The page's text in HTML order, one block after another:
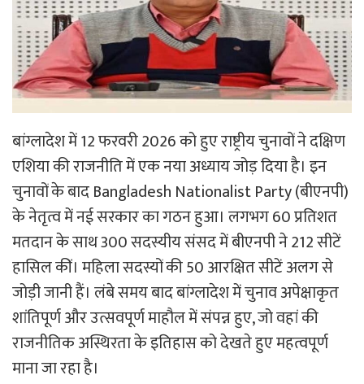
बांग्लादेश में 12 फरवरी 2026 को हुए राष्ट्रीय चुनावों ने दक्षिण
एशिया की राजनीति में एक नया अध्याय जोड़ दिया है। इन
चुनावों के बाद Bangladesh Nationalist Party (बीएनपी)
के नेतृत्व में नई सरकार का गठन हुआ। लगभग 60 प्रतिशत
मतदान के साथ 300 सदस्यीय संसद में बीएनपी ने 212 सीटें
हासिल कीं। महिला सदस्यों की 50 आरक्षित सीटें अलग से
जोड़ी जानी हैं। लंबे समय बाद बांग्लादेश में चुनाव अपेक्षाकृत
शांतिपूर्ण और उत्सवपूर्ण माहौल में संपन्न हुए, जो वहां की
राजनीतिक अस्थिरता के इतिहास को देखते हुए महत्वपूर्ण
माना जा रहा है।